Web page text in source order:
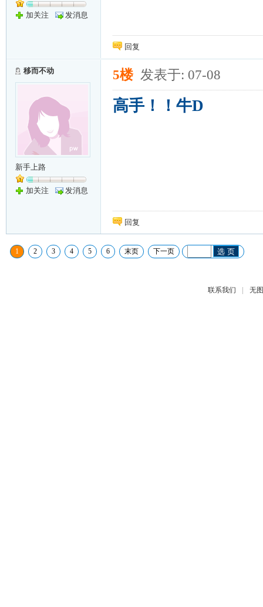
加关注 发消息
回复
移而不动
新手上路
加关注 发消息
5楼 发表于: 07-08
高手！！牛D
回复
1 2 3 4 5 6 末页 下一页 选 页
联系我们 | 无